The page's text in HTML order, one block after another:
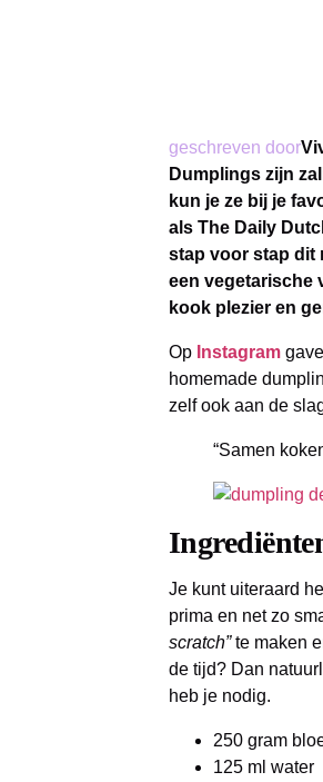
geschreven door
Dumplings zijn
kun je ze bij je
als The Daily
stap voor stap dit
een vegetarische
kook plezier en
Op Instagram
homemade
zelf ook aan de
“Samen
Je kunt uiteraard
prima en net zo
scratch”te maken
de tijd? Dan
heb je nodig.
250 gram
125 ml water